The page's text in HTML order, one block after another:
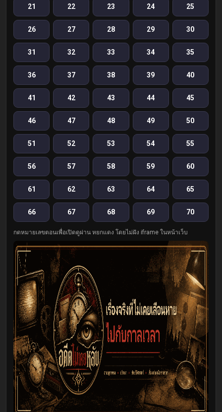
21 22 23 24 25
26 27 28 29 30
31 32 33 34 35
36 37 38 39 40
41 42 43 44 45
46 47 48 49 50
51 52 53 54 55
56 57 58 59 60
61 62 63 64 65
66 67 68 69 70
กดหมายเลขตอนเพื่อเปิดดูผ่าน หยกแดง โดยไม่ฝัง iframe ในหน้าเว็บ